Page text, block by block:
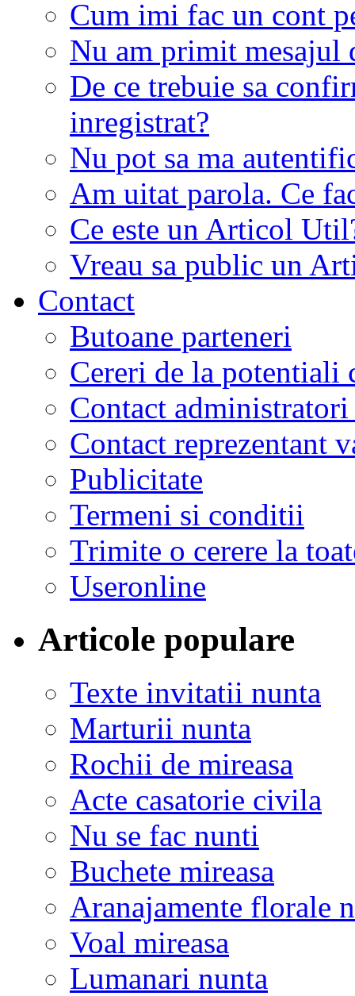
Cum imi fac un cont
Nu am primit mesajul
De ce trebuie sa
inregistrat?
Nu pot sa ma
Am uitat parola. Ce
Ce este un Articol
Vreau sa public un
Contact
Butoane parteneri
Cereri de la potentiali
Contact
Contact reprezentant
Publicitate
Termeni si conditii
Trimite o cerere la
Useronline
Articole populare
Texte invitatii nunta
Marturii nunta
Rochii de mireasa
Acte casatorie civila
Nu se fac nunti
Buchete mireasa
Aranajamente florale
Voal mireasa
Lumanari nunta